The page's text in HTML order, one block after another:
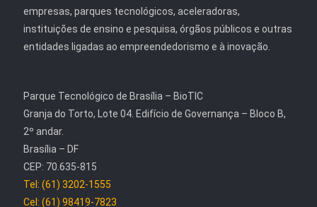
empresas, parques tecnológicos, aceleradoras,
instituições de ensino e pesquisa, órgãos públicos e outras
entidades ligadas ao empreendedorismo e à inovação.
Parque Tecnológico de Brasília – BioTIC
Granja do Torto, Lote 04. Edifício de Governança – Bloco B,
2º andar.
Brasília – DF
CEP: 70.635-815
Tel: (61) 3202-1555
Cel: (61) 98419-7823